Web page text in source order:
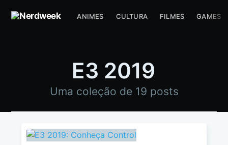
ANIMES CULTURA FILMES GAMES
E3 2019
Uma coleção de 19 posts